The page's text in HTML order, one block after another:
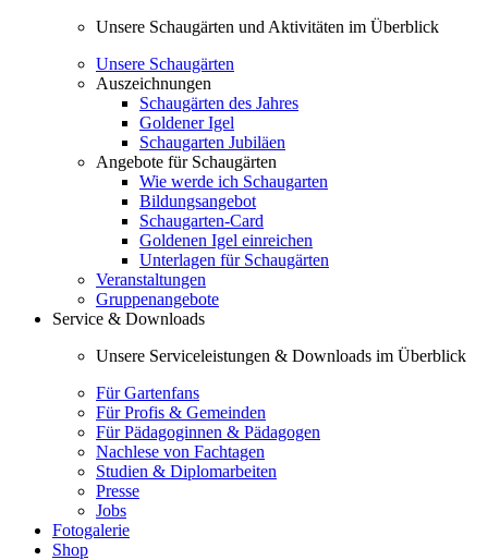
Unsere Schaugärten und Aktivitäten im Überblick
Unsere Schaugärten
Auszeichnungen
Schaugärten des Jahres
Goldener Igel
Schaugarten Jubiläen
Angebote für Schaugärten
Wie werde ich Schaugarten
Bildungsangebot
Schaugarten-Card
Goldenen Igel einreichen
Unterlagen für Schaugärten
Veranstaltungen
Gruppenangebote
Service & Downloads
Unsere Serviceleistungen & Downloads im Überblick
Für Gartenfans
Für Profis & Gemeinden
Für Pädagoginnen & Pädagogen
Nachlese von Fachtagen
Studien & Diplomarbeiten
Presse
Jobs
Fotogalerie
Shop